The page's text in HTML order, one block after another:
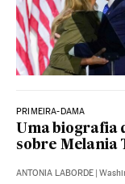
PRIMEIRA-DAMA
Uma biografia
sobre Melania
ANTONIA LABORDE |